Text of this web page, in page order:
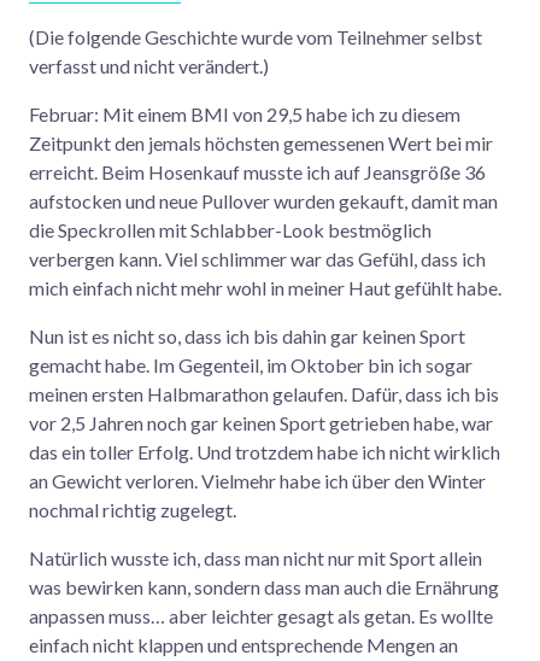
(Die folgende Geschichte wurde vom Teilnehmer selbst
verfasst und nicht verändert.)
Februar: Mit einem BMI von 29,5 habe ich zu diesem
Zeitpunkt den jemals höchsten gemessenen Wert bei mir
erreicht. Beim Hosenkauf musste ich auf Jeansgröße 36
aufstocken und neue Pullover wurden gekauft, damit man
die Speckrollen mit Schlabber-Look bestmöglich
verbergen kann. Viel schlimmer war das Gefühl, dass ich
mich einfach nicht mehr wohl in meiner Haut gefühlt habe.
Nun ist es nicht so, dass ich bis dahin gar keinen Sport
gemacht habe. Im Gegenteil, im Oktober bin ich sogar
meinen ersten Halbmarathon gelaufen. Dafür, dass ich bis
vor 2,5 Jahren noch gar keinen Sport getrieben habe, war
das ein toller Erfolg. Und trotzdem habe ich nicht wirklich
an Gewicht verloren. Vielmehr habe ich über den Winter
nochmal richtig zugelegt.
Natürlich wusste ich, dass man nicht nur mit Sport allein
was bewirken kann, sondern dass man auch die Ernährung
anpassen muss… aber leichter gesagt als getan. Es wollte
einfach nicht klappen und entsprechende Mengen an